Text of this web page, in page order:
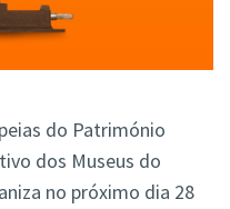
do Património
dos Museus do
no próximo dia 28